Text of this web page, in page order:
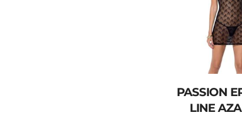
PASSION
LINE